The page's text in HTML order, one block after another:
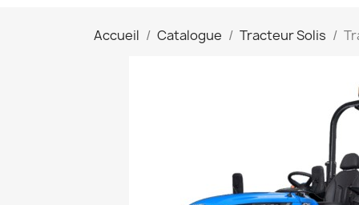
Accueil Catalogue Tracteur Solis